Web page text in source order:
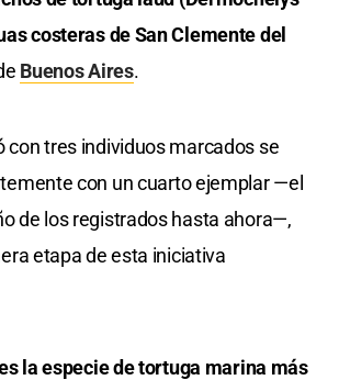
costeras de San Clemente del
Buenos Aires.
con tres individuos marcados se
con un cuarto ejemplar —el
de los registrados hasta ahora—,
etapa de esta iniciativa
la especie de tortuga marina más